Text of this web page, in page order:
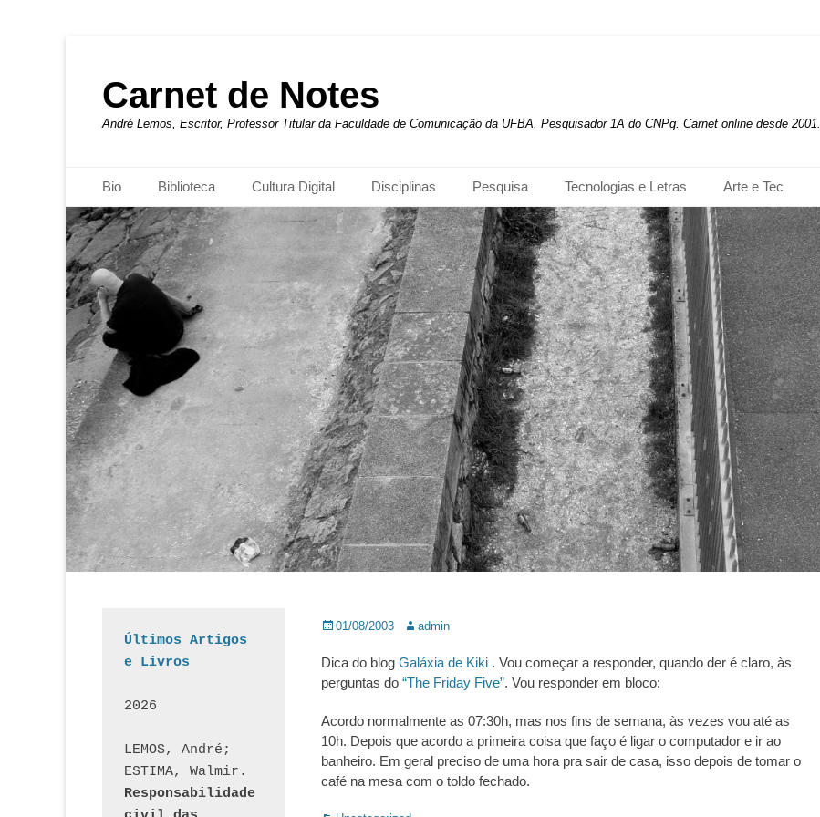
Carnet de Notes
André Lemos, Escritor, Professor Titular da Faculdade de Comunicação da UFBA, Pesquisador 1A do CNPq. Carnet online desde 2001.
Menu principal
para
o
conteúdo
Bio Biblioteca Cultura Digital Disciplinas Pesquisa Tecnologias e Letras Arte e Tec
Posted
01/08/2003 Autor:
admin
Dica do blog Galáxia de Kiki . Vou começar a responder, quando der é claro, às
perguntas do “The Friday Five”. Vou responder em bloco:
Acordo normalmente as 07:30h, mas nos fins de semana, às vezes vou até as
10h. Depois que acordo a primeira coisa que faço é ligar o computador e ir ao
banheiro. Em geral preciso de uma hora pra sair de casa, isso depois de tomar o
café na mesa com o toldo fechado.
Últimos Artigos
e Livros
2026
LEMOS, André;
Responsabilidade